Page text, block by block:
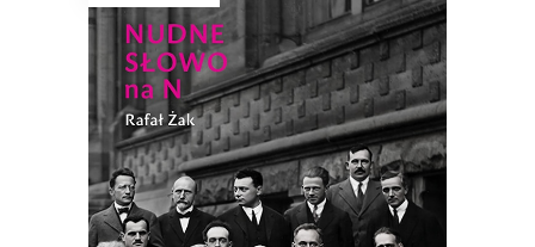
NUDNE SŁOWO NA N
Ilu trzeba fizyków teoretycznych do
otwarcia butelki wina bez korkociągu?